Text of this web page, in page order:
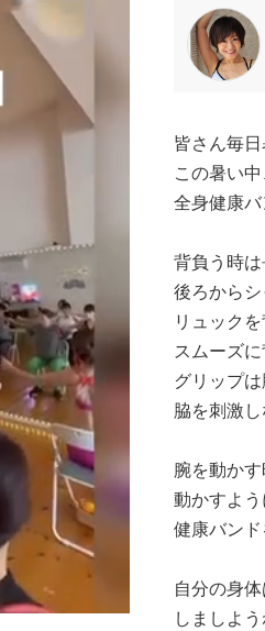
皆さん毎日
この暑い
全身健康バ
背負う時は
後ろから
リュック
スムーズに
グリップ
脇を刺激
腕を動か
動かすよう
健康バンド
自分の身
しましよ